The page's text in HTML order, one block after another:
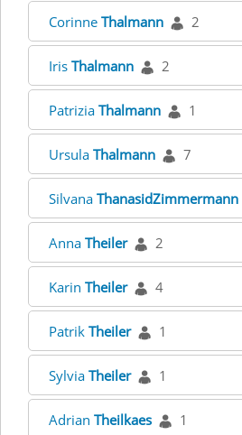
Corinne Thalmann 2
Iris Thalmann 2
Patrizia Thalmann 1
Ursula Thalmann 7
Silvana ThanasidZimmermann
Anna Theiler 2
Karin Theiler 4
Patrik Theiler 1
Sylvia Theiler 1
Adrian Theilkaes 1